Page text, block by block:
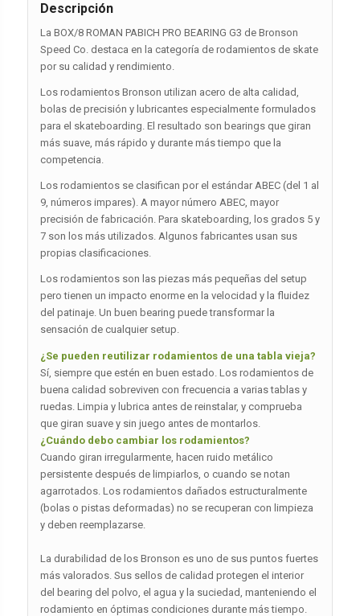
Descripción
La BOX/8 ROMAN PABICH PRO BEARING G3 de Bronson
Speed Co. destaca en la categoría de rodamientos de skate
por su calidad y rendimiento.
Los rodamientos Bronson utilizan acero de alta calidad,
bolas de precisión y lubricantes especialmente formulados
para el skateboarding. El resultado son bearings que giran
más suave, más rápido y durante más tiempo que la
competencia.
Los rodamientos se clasifican por el estándar ABEC (del 1 al
9, números impares). A mayor número ABEC, mayor
precisión de fabricación. Para skateboarding, los grados 5 y
7 son los más utilizados. Algunos fabricantes usan sus
propias clasificaciones.
Los rodamientos son las piezas más pequeñas del setup
pero tienen un impacto enorme en la velocidad y la fluidez
del patinaje. Un buen bearing puede transformar la
sensación de cualquier setup.
¿Se pueden reutilizar rodamientos de una tabla vieja?
Sí, siempre que estén en buen estado. Los rodamientos de
buena calidad sobreviven con frecuencia a varias tablas y
ruedas. Limpia y lubrica antes de reinstalar, y comprueba
que giran suave y sin juego antes de montarlos.
¿Cuándo debo cambiar los rodamientos?
Cuando giran irregularmente, hacen ruido metálico
persistente después de limpiarlos, o cuando se notan
agarrotados. Los rodamientos dañados estructuralmente
(bolas o pistas deformadas) no se recuperan con limpieza
y deben reemplazarse.
La durabilidad de los Bronson es uno de sus puntos fuertes
más valorados. Sus sellos de calidad protegen el interior
del bearing del polvo, el agua y la suciedad, manteniendo el
rodamiento en óptimas condiciones durante más tiempo.